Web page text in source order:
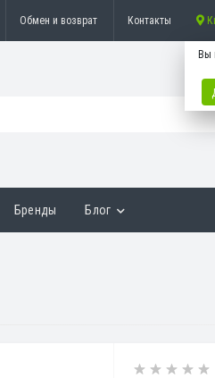
Обмен и возврат Контакты
Вы
Бренды Блог